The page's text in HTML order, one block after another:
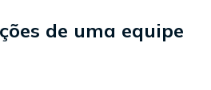
de uma equipe